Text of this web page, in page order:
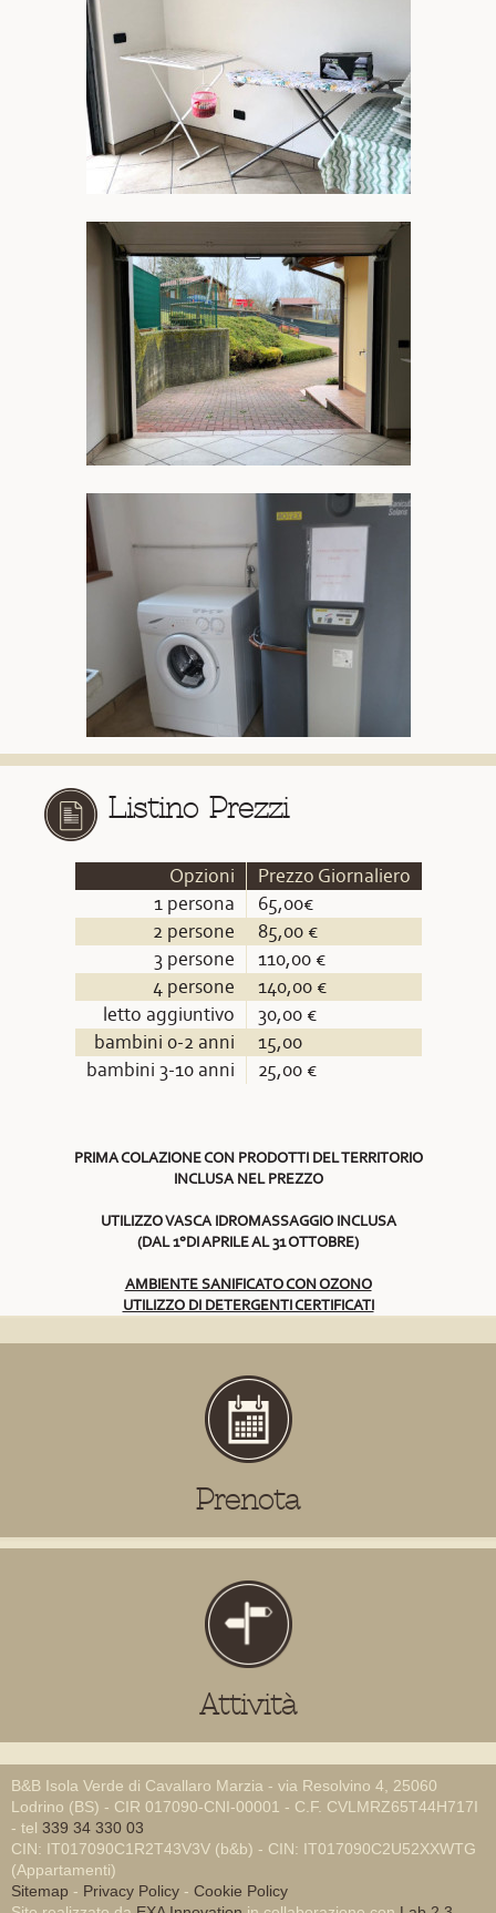
Listino Prezzi
Opzioni
Prezzo Giornaliero
1 persona
65,00€
2 persone
85,00 €
3 persone
110,00 €
4 persone
140,00 €
letto aggiuntivo
30,00 €
bambini 0-2 anni
15,00
bambini 3-10 anni
25,00 €
PRIMA COLAZIONE CON PRODOTTI DEL TERRITORIO
INCLUSA NEL PREZZO
UTILIZZO VASCA IDROMASSAGGIO INCLUSA
(DAL 1°DI APRILE AL 31 OTTOBRE)
AMBIENTE SANIFICATO CON OZONO
UTILIZZO DI DETERGENTI CERTIFICATI
Prenota
Attività
B&B Isola Verde di Cavallaro Marzia - via Resolvino 4, 25060
Lodrino (BS) - CIR 017090-CNI-00001 - C.F. CVLMRZ65T44H717I
- tel 339 34 330 03
CIN: IT017090C1R2T43V3V (b&b) - CIN: IT017090C2U52XXWTG
(Appartamenti)
Sitemap - Privacy Policy - Cookie Policy